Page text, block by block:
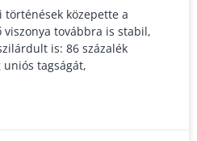
közepette a
viszonya továbbra is stabil,
is: 86 százalék
tagságát,